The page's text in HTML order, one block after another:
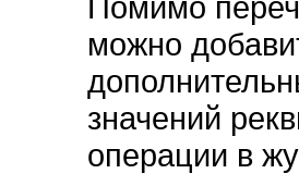
можно
значений
операции в